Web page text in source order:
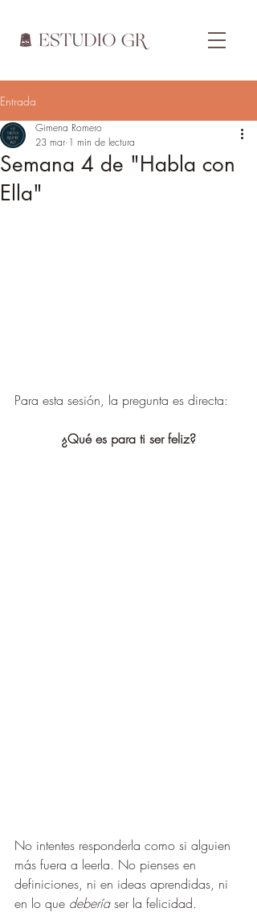
Entrada
Semana 4 de "Habla con
Ella"
Gimena Romero
23 mar 1 min de lectura
Para esta sesión, la pregunta es directa:
¿Qué es para ti ser feliz?
No intentes responderla como si alguien
más fuera a leerla. No pienses en
definiciones, ni en ideas aprendidas, ni
en lo que debería ser la felicidad.